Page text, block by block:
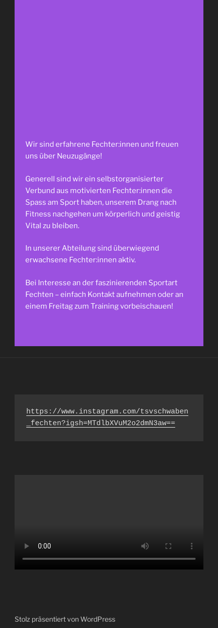
Wir sind erfahrene Fechter:innen und freuen
uns über Neuzugänge!
Generell sind wir ein selbstorganisierter
Verbund aus motivierten Fechter:innen die
Spass am Sport haben, unserem Drang nach
Fitness nachgehen um körperlich und geistig
Vital zu bleiben.
In unserer Abteilung sind überwiegend
erwachsene Fechter:innen aktiv.
Bei Interesse an der faszinierenden Sportart
Fechten – einfach Kontakt aufnehmen oder an
einem Freitag zum Training vorbeischauen!
https://www.instagram.com/tsvschwaben
_fechten?igsh=MTdlbXVuM2o2dmN3aw==
Stolz präsentiert von WordPress